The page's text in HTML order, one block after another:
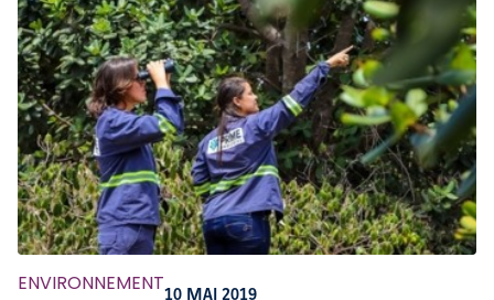
ENVIRONNEMENT10 MAI 2019